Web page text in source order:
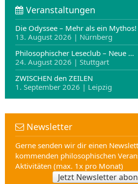
Veranstaltungen
Die Odyssee – Mehr als ein Mythos!
13. August 2026 | Nürnberg
Philosophischer Leseclub – Neue …
24. August 2026 | Stuttgart
ZWISCHEN den ZEILEN
1. September 2026 | Leipzig
Newsletter
Gerne senden wir dir einen
kommenden philosophischen
Aktivitäten (max. 1x pro Monat)
Jetzt Newsletter